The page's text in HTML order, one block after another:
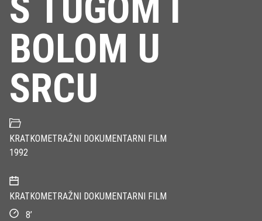
S TUGOM I
BOLOM U
SRCU
KRATKOMETRAŽNI DOKUMENTARNI FILM
1992
KRATKOMETRAŽNI DOKUMENTARNI FILM
8’